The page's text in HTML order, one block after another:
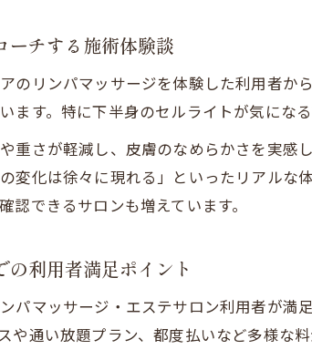
セルライト対
ーチする施術体験談
のリンパマッサージを体験した利用者
ます。特に下半身のセルライトが気にな
重さが軽減し、皮膚のなめらかさを実
変化は徐々に現れる」といったリアルな
認できるサロンも増えています。
利用者満足ポイント
パマッサージ・エステサロン利用者が
や通い放題プラン、都度払いなど多様な